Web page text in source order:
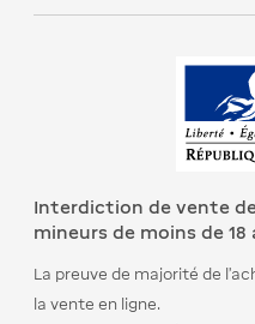
Interdiction de vente
mineurs de moins de 18
La preuve de majorité de
la vente en ligne.